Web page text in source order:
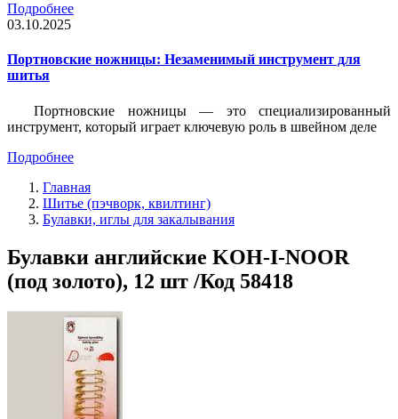
Подробнее
03.10.2025
Портновские ножницы: Незаменимый инструмент для
шитья
Портновские ножницы — это специализированный
инструмент, который играет ключевую роль в швейном деле
Подробнее
Главная
Шитье (пэчворк, квилтинг)
Булавки, иглы для закалывания
Булавки английские KOH-I-NOOR
(под золото), 12 шт /Код 58418